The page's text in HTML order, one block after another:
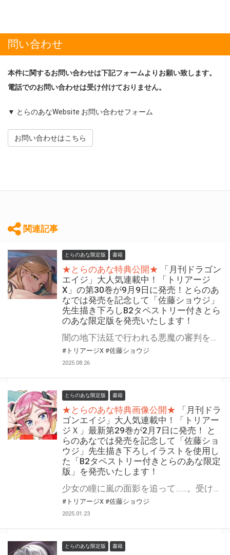
問い合わせ
本件に関するお問い合わせは下記フォームよりお願い致します。
電話でのお問い合わせは受け付けておりません。
▼ とらのあなWebsite お問い合わせフォーム
お問い合わせはこちら
関連記事
とらのあな限定版 書籍
★とらのあな特典公開★
「月刊ドラゴン
エイジ」大人気連載中！「トリアージ
X」の第30巻が9月9日に発売！とらのあ
なでは発売を記念して「佐藤ショウジ」
先生描き下ろしB2タペストリー付きとら
のあな限定版を発売いたします！
闇の地下法廷で行われる悪魔の審判を、ブラックラベルの閃光が切り裂く！ 「トリアージX」の第30巻が9月9日（火）に発売！ とらのあなでは発売を記念して「描き下ろしB2タペストリー」付きとらのあな限定版を発売いたします。 イラストは「佐藤ショウジ」先生の描き下ろしイラストです！ とらのあな限定版は数量限定となりますので是非お早めにお求めください！
#トリアージX #佐藤ショウジ
2025.08.26
とらのあな限定版 書籍
★とらのあな特典画像公開★
「月刊ドラ
ゴンエイジ」大人気連載中！「トリアー
ジＸ」最新第29巻が2月7日に発売！ と
らのあなでは発売を記念して「佐藤ショ
ウジ」先生描き下ろしイラストを使用し
た「B2タペストリー付きとらのあな限定
版」を発売いたします！
少女の瞳に嵐の面影を追って……。受け継がれる伝説の先にあるものは。 「月刊ドラゴンエイジ」大人気作『トリアージＸ』最新第29巻が2月7日(金)に発売！ とらのあなでは発売を記念して 「B2タペストリー付き」とらのあな限定版を発売いたします。 イラストは「佐藤ショウジ」先生の描き下ろしイラストです！ とらのあな限定版の数は限られていますので是非お早めにお求めください！
#トリアージX #佐藤ショウジ
2025.01.23
とらのあな限定版 書籍